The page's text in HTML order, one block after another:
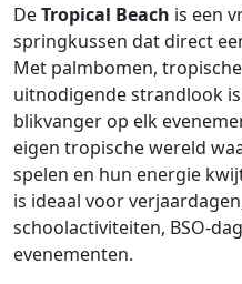
DeTropical Beach is een
springkussen dat direct
Met palmbomen,
uitnodigende strandlook
blikvanger op elk
eigen tropische wereld
spelen en hun energie
is ideaal voor
schoolactiviteiten,
evenementen.